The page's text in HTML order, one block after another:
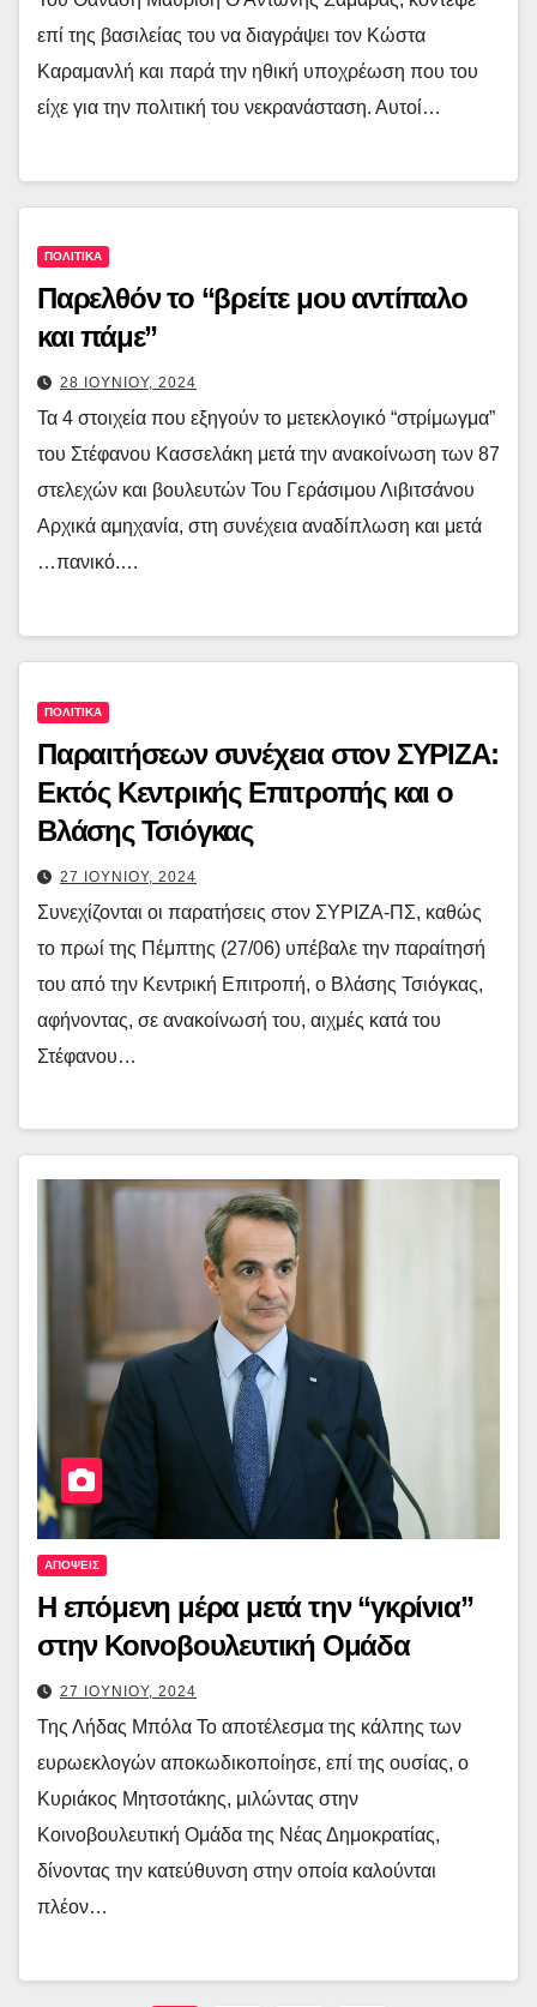
επί της βασιλείας του να διαγράψει τον Κώστα
Καραμανλή και παρά την ηθική υποχρέωση που του
είχε για την πολιτική του νεκρανάσταση. Αυτοί…
ΠΟΛΙΤΙΚΑ
Παρελθόν το “βρείτε μου αντίπαλο
και πάμε”
28 ΙΟΥΝΙΟΥ, 2024
Τα 4 στοιχεία που εξηγούν το μετεκλογικό “στρίμωγμα”
του Στέφανου Κασσελάκη μετά την ανακοίνωση των 87
στελεχών και βουλευτών Του Γεράσιμου Λιβιτσάνου
Αρχικά αμηχανία, στη συνέχεια αναδίπλωση και μετά
…πανικό.…
ΠΟΛΙΤΙΚΑ
Παραιτήσεων συνέχεια στον ΣΥΡΙΖΑ:
Εκτός Κεντρικής Επιτροπής και ο
Βλάσης Τσιόγκας
27 ΙΟΥΝΙΟΥ, 2024
Συνεχίζονται οι παρατήσεις στον ΣΥΡΙΖΑ-ΠΣ, καθώς
το πρωί της Πέμπτης (27/06) υπέβαλε την παραίτησή
του από την Κεντρική Επιτροπή, ο Βλάσης Τσιόγκας,
αφήνοντας, σε ανακοίνωσή του, αιχμές κατά του
Στέφανου…
ΑΠΟΨΕΙΣ
Η επόμενη μέρα μετά την “γκρίνια”
στην Κοινοβουλευτική Ομάδα
27 ΙΟΥΝΙΟΥ, 2024
Της Λήδας Μπόλα Το αποτέλεσμα της κάλπης των
ευρωεκλογών αποκωδικοποίησε, επί της ουσίας, ο
Κυριάκος Μητσοτάκης, μιλώντας στην
Κοινοβουλευτική Ομάδα της Νέας Δημοκρατίας,
δίνοντας την κατεύθυνση στην οποία καλούνται
πλέον…